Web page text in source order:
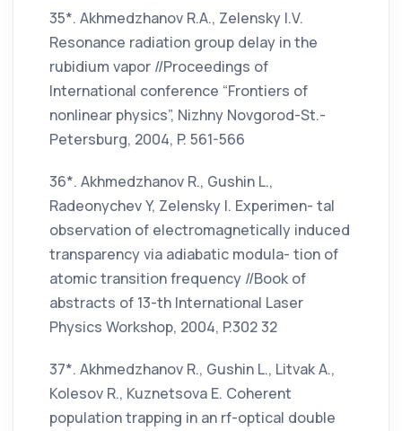
35*. Akhmedzhanov R.A., Zelensky I.V.
Resonance radiation group delay in the
rubidium vapor //Proceedings of
International conference “Frontiers of
nonlinear physics”, Nizhny Novgorod-St.-
Petersburg, 2004, P. 561-566
36*. Akhmedzhanov R., Gushin L.,
Radeonychev Y, Zelensky I. Experimen- tal
observation of electromagnetically induced
transparency via adiabatic modula- tion of
atomic transition frequency //Book of
abstracts of 13-th International Laser
Physics Workshop, 2004, P.302 32
37*. Akhmedzhanov R., Gushin L., Litvak A.,
Kolesov R., Kuznetsova E. Coherent
population trapping in an rf-optical double